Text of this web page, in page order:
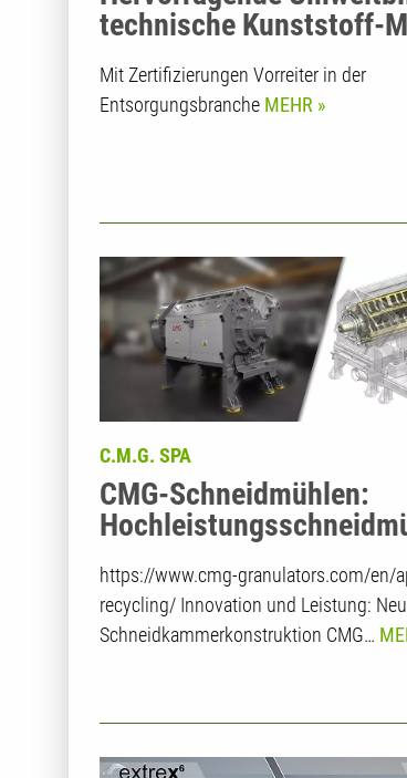
technische Kunststoff-
Mit Zertifizierungen Vorreiter in der
Entsorgungsbranche MEHR
CMG-Schneidmühlen:
C.M.G. SPA
https://www.cmg-granulators.com/en/
recycling/ Innovation und Leistung:
Schneidkammerkonstruktion CMG…